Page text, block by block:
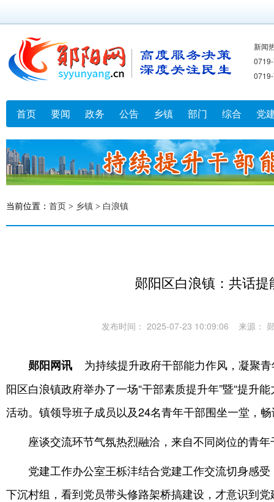
新闻
首页 要闻 政务 公告 乡镇 部门 综合 党
当前位置： 首页 > 乡镇 > 白浪镇
郧阳区白浪镇：共话
发布时间： 2025-07-23 10:09:06 来源：
郧阳网讯 为持续提升政府干部能力作风，凝聚
阳区白浪镇政府举办了一场“干部素质提升年”暨“提升
活动。镇领导班子成员以及24名青年干部围坐一堂，
座谈交流环节气氛热烈融洽，来自不同岗位的青
党建工作办公室王栎沣结合党建工作交流切身感
下沉村组，看到党员带头修路架桥搞建设，才意识到